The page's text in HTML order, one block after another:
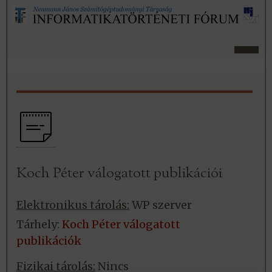
Koch Péter válogatott publikációi
Elektronikus tárolás: WP szerver
Tárhely: Koch Péter válogatott
publikációk
Fizikai tárolás: Nincs